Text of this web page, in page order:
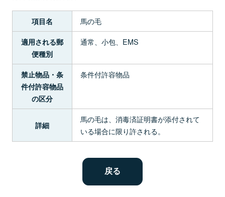
項目名 馬の毛
適用される郵
便種別
通常、小包、EMS
禁止物品・条
件付許容物品
の区分
条件付許容物品
詳細
馬の毛は、消毒済証明書が添付されて
いる場合に限り許される。